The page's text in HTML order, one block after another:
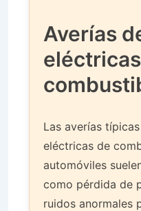
Averías
Las averías
eléctricas de
automóviles
como pérdida de
ruidos anormales